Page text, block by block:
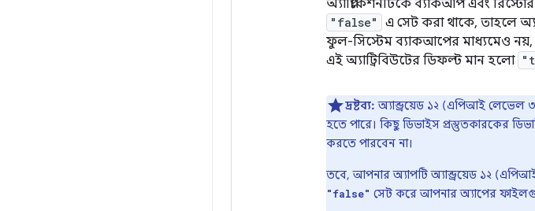
অ্যাপ্লিকেশনটিকে ব্যাকআপ এবং
"false"
এ সেট করা থাকে, তাহলে
ফুল-সিস্টেম ব্যাকআপের মাধ্যমেও নয়,
এই অ্যাট্রিবিউটের ডিফল্ট মান হলো
দ্রষ্টব্য: অ্যান্ড্রয়েড ১২ (এপিআই লেভেল
হতে পারে। কিছু ডিভাইস প্রস্তুতকারকের
করতে পারবেন না।
তবে, আপনার অ্যাপটি অ্যান্ড্রয়েড ১২
"false" সেট করে আপনার অ্যাপের